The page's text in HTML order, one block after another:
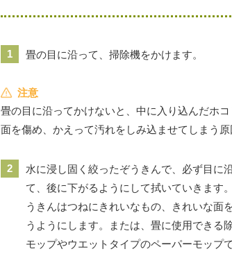
1 畳の目に沿って、掃除機をかけます。
注意
畳の目に沿ってかけないと、中に入り込んだホ
面を傷め、かえって汚れをしみ込ませてしまう原
2
水に浸し固く絞ったぞうきんで、必ず目に
て、後に下がるようにして拭いていきます
うきんはつねにきれいなもの、きれいな面
うようにします。または、畳に使用できる
モップやウエットタイプのペーパーモップ